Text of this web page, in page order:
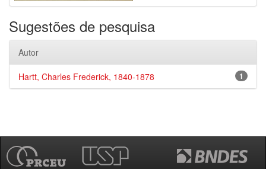
Sugestões de pesquisa
Autor
1
Hartt, Charles Frederick, 1840-1878